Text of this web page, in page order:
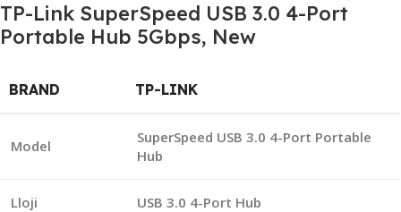
TP-Link SuperSpeed USB 3.0 4-Port
Portable Hub 5Gbps, New
BRAND TP-LINK
Model
SuperSpeed USB 3.0 4-Port Portable
Hub
Lloji USB 3.0 4-Port Hub